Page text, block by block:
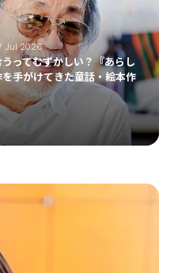
Jul 2026
ってむずかしい？『あらし
手がけてきた童話・絵本作